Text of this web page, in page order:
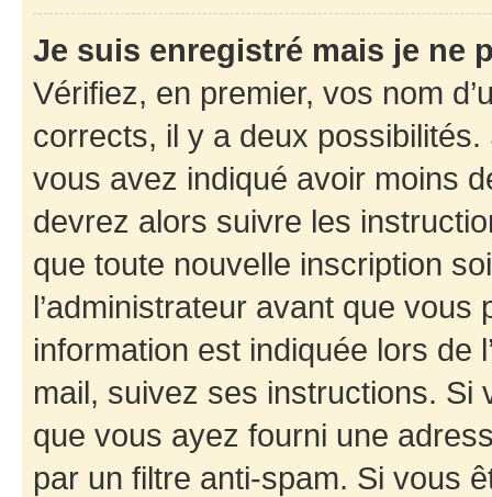
Je suis enregistré mais je ne
Vérifiez, en premier, vos nom
corrects, il y a deux
vous avez indiqué avoir moins
devrez alors suivre les
que toute nouvelle inscription
l’administrateur avant que
information est indiquée lors de
mail, suivez ses instructions. Si
que vous ayez fourni une
par un filtre anti-spam. Si vous